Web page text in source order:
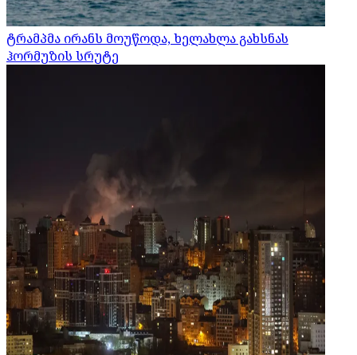
ტრამპმა ირანს მოუწოდა, ხელახლა გახსნას
ჰორმუზის სრუტე